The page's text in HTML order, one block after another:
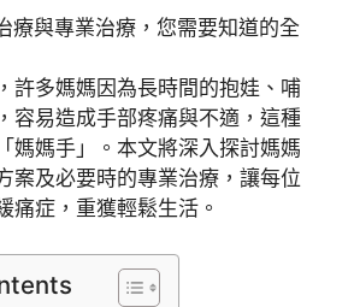
許多媽媽因為長時間的抱娃、哺
容易造成手部疼痛與不適，這種
媽媽手」。本文將深入探討媽媽
案及必要時的專業治療，讓每位
痛症，重獲輕鬆生活。